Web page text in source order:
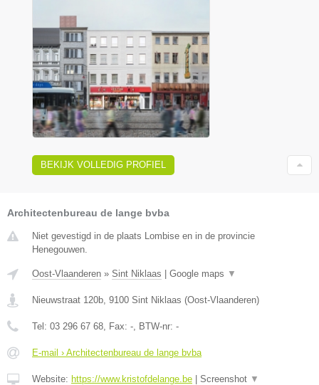
BEKIJK VOLLEDIG PROFIEL
Architectenbureau de lange bvba
Niet gevestigd in de plaats Lombise en in de provincie
Henegouwen.
Oost-Vlaanderen » Sint Niklaas Google maps ▼
Nieuwstraat 120b, 9100 Sint Niklaas (Oost-Vlaanderen)
Tel: 03 296 67 68, Fax: -, BTW-nr: -
E-mail › Architectenbureau de lange bvba
Website: https://www.kristofdelange.be Screenshot ▼